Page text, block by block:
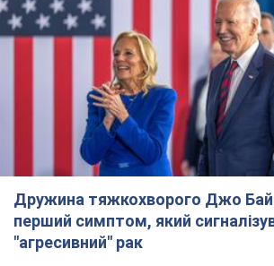
Її вбила Росія: померла 13-річна
дівчинка, поранена внаслідок
російської атаки на Сумщину.
Того дня під час російського обстрілу
її брат, вітчим та бабуся
8 часов назад 9,3 т.
Чому в СРСР лікарі носили лише
халати